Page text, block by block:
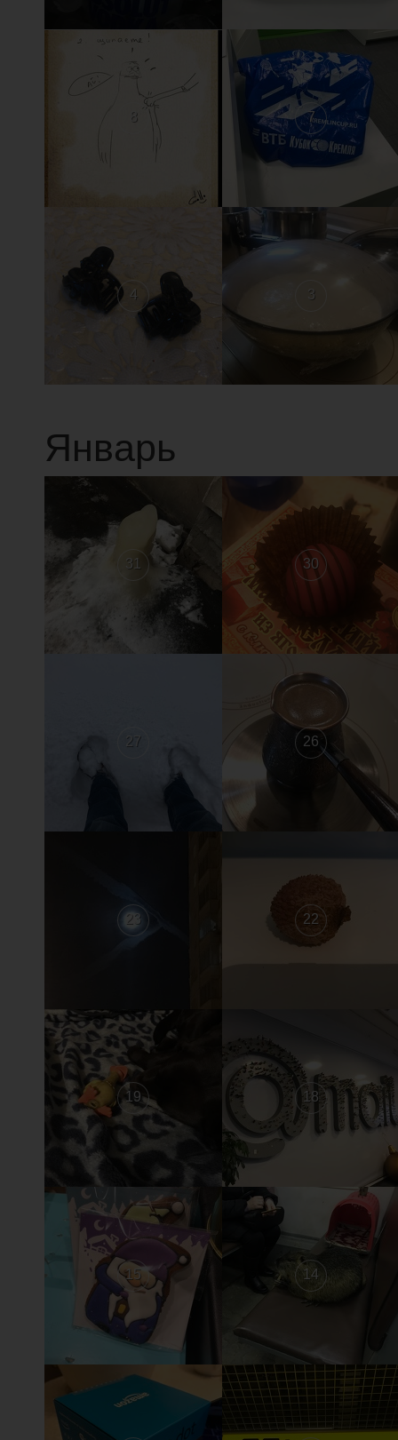
8 7
4 3
Январь
31 30
27 26
23 22
19 18
15 14